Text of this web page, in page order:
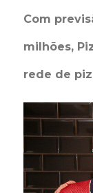
Com
milhões,
rede de